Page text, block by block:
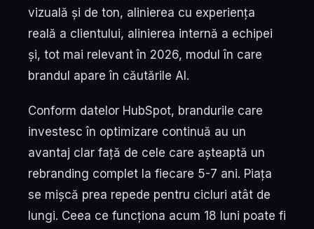
vizuală și de ton, alinierea cu experiența
reală a clientului, alinierea internă a echipei
și, tot mai relevant în 2026, modul în care
brandul apare în căutările AI.
Conform datelor HubSpot, brandurile care
investesc în optimizare continuă au un
avantaj clar față de cele care așteaptă un
rebranding complet la fiecare 5-7 ani. Piața
se mișcă prea repede pentru cicluri atât de
lungi. Ceea ce funcționa acum 18 luni poate fi